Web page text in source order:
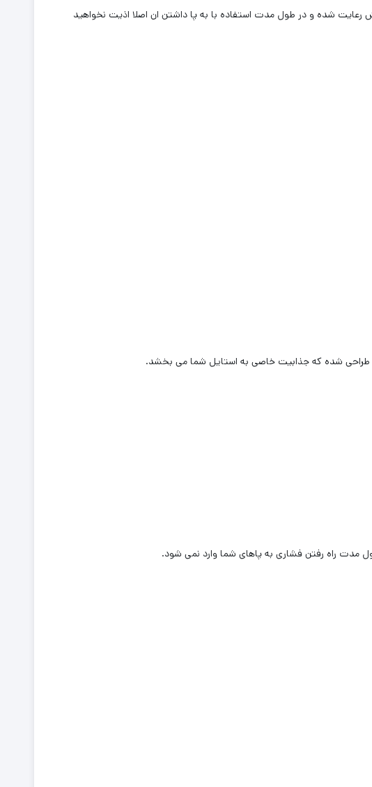
رعایت شده و در طول مدت استفاده با به پا داشتن ان اصلا اذیت نخواهید
مدت راه رفتن فشاری به پاهای شما وارد نمی شود.